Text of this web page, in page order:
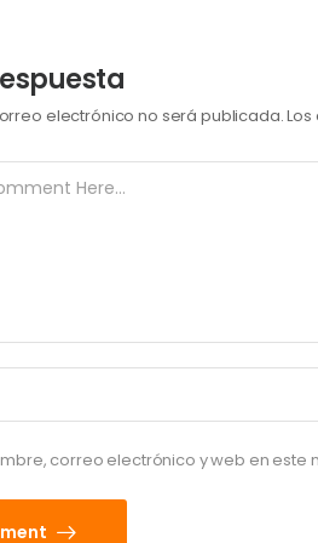
electrónico no será publicada.
correo electrónico y web en